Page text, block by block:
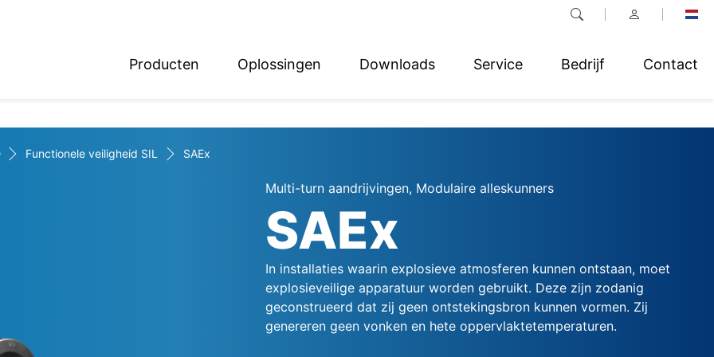
Producten Oplossingen Downloads Service Bedrijf Contact
Deutsch
Functionele veiligheid SIL SAEx
Multi-turn aandrijvingen, Modulaire alleskunners
SAEx
In installaties waarin explosieve atmosferen kunnen ontstaan, moet
explosieveilige apparatuur worden gebruikt. Deze zijn zodanig
geconstrueerd dat zij geen ontstekingsbron kunnen vormen. Zij
genereren geen vonken en hete oppervlaktetemperaturen.